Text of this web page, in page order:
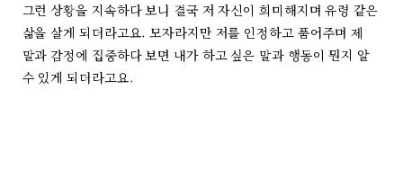
그런 상황을 지속하다 보니 결국 저 자신이 희미해지며 유령 같은
삶을 살게 되더라고요. 모자라지만 저를 인정하고 품어주며 제
말과 감정에 집중하다 보면 내가 하고 싶은 말과 행동이 뭔지 알
수 있게 되더라고요.